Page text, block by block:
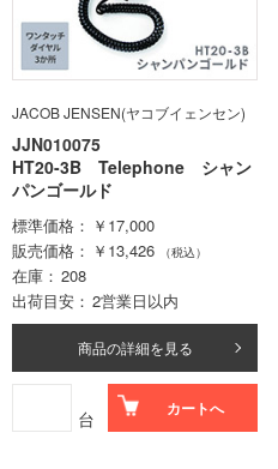
JACOB JENSEN(ヤコブイェンセン)
JJN010075
HT20-3B Telephone シャン
パンゴールド
標準価格
￥17,000
販売価格
￥13,426 （税込）
在庫
208
出荷目安
2営業日以内
商品の詳細を見る
台 カートへ